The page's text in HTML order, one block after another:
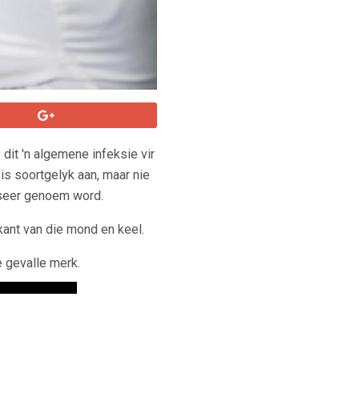
'n algemene infeksie vir
soortgelyk aan, maar nie
genoem word.
van die mond en keel.
gevalle merk.